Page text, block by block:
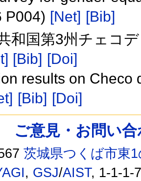
P004) [Net] [Bib]
和国第3州チェコ
[Bib] [Doi]
results on Checo
[Bib] [Doi]
ご意見・お問い
茨城県つくば市東
, GSJ/AIST, 1-1-1-